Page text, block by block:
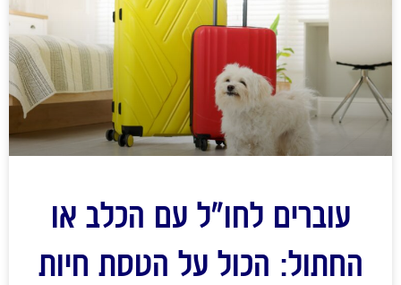
עוברים לחו"ל עם הכלב או
החתול: הכול על הטסת חיות